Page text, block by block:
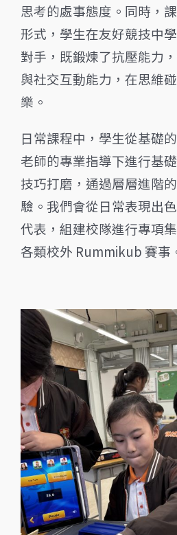
思考的處事態度。同時，
形式，學生在友好競技中
對手，既鍛煉了抗壓能力
與社交互動能力，在思維
樂。
日常課程中，學生從基礎
老師的專業指導下進行基
技巧打磨，通過層層進階
驗。我們會從日常表現出
代表，組建校隊進行專項
各類校外 Rummikub 賽事